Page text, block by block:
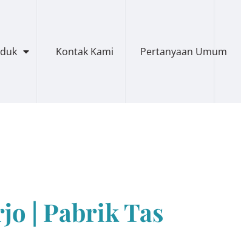
Kontak Kami Pertanyaan Umum
| Pabrik Tas